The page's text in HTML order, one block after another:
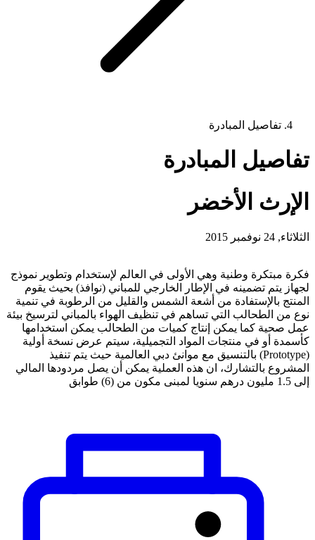
تفاصيل المبادرة
تفاصيل المبادرة
الإرث الأخضر
الثلاثاء, 24 نوفمبر 2015
فكرة مبتكرة وطنية وهي الأولى في العالم لإستخدام وتطوير نموذج
لجهاز يتم تضمينه في الإطار الخارجي للمباني (نوافذ) بحيث يقوم
المنتج بالإستفادة من أشعة الشمس والقليل من الرطوبة في تنمية
نوع من الطحالب التي تساهم في تنظيف الهواء بالمباني لترسيخ بيئة
عمل صحية كما يمكن إنتاج كميات من الطحالب يمكن استخدامها
كأسمدة أو في منتجات المواد التجميلية، سيتم عرض نسخة أولية
(Prototype) بالتنسيق مع موانئ دبي العالمية حيث يتم تنفيذ
المشروع بالتشارك، ان هذه العملية يمكن أن يصل مردودها المالي
إلى 1.5 مليون درهم سنويا لمبنى مكون من (6) طوابق